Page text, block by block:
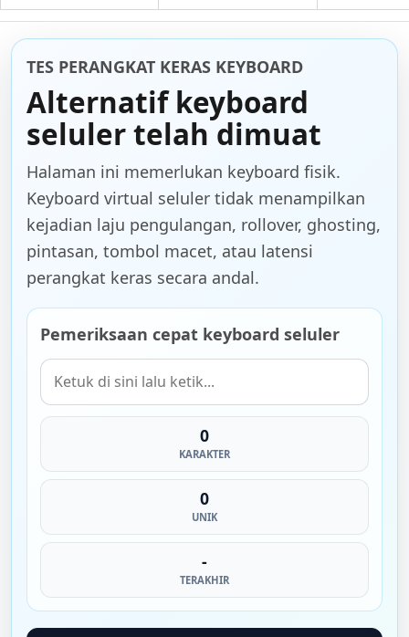
TES PERANGKAT KERAS KEYBOARD
Alternatif keyboard
seluler telah dimuat
Halaman ini memerlukan keyboard fisik.
Keyboard virtual seluler tidak menampilkan
kejadian laju pengulangan, rollover, ghosting,
pintasan, tombol macet, atau latensi
perangkat keras secara andal.
Pemeriksaan cepat keyboard seluler
0
KARAKTER
0
UNIK
-
TERAKHIR